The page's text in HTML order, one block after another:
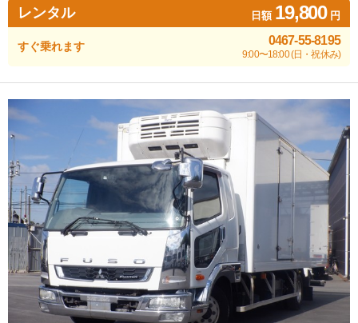
レンタル 日額 19,800円
すぐ乗れます 0467-55-8195
9:00〜18:00 (日・祝休み)